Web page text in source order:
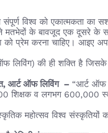
विश्व को एकात्मकता का
के बावजूद एक दूसरे के
को प्रेम करना चाहिए।
लिविंग) की ही शक्ति है
आर्ट ऑफ लिविंग – “आर्ट ऑफ
शिक्षक व लगभग
महोत्सव विश्व